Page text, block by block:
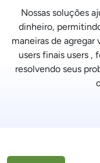
Nossas soluções
dinheiro,
maneiras de agregar
users finais users ,
resolvendo seus